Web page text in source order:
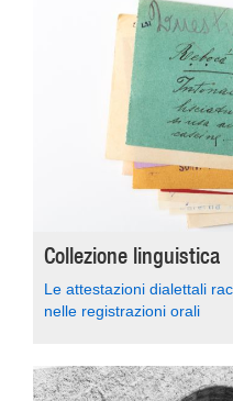
Collezione linguistica
Le attestazioni dialettali
nelle registrazioni orali